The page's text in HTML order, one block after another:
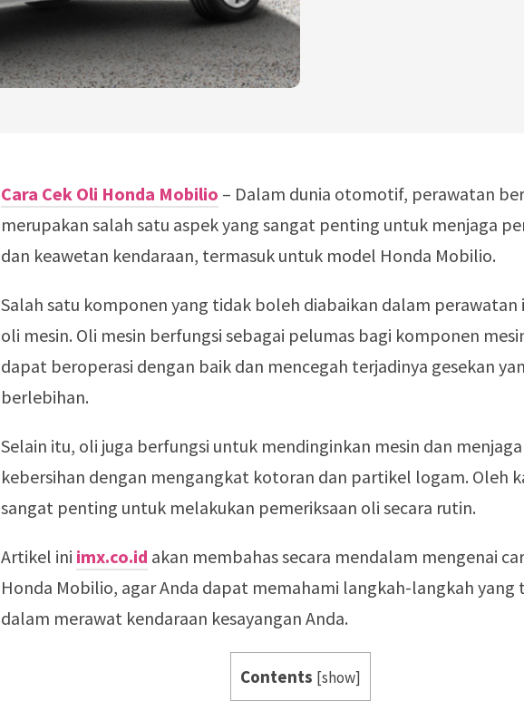
Cara Cek Oli Honda Mobilio – Dalam dunia otomotif, perawatan
merupakan salah satu aspek yang sangat penting untuk menjaga
dan keawetan kendaraan, termasuk untuk model Honda Mobilio.
Salah satu komponen yang tidak boleh diabaikan dalam perawatan
oli mesin. Oli mesin berfungsi sebagai pelumas bagi komponen
dapat beroperasi dengan baik dan mencegah terjadinya gesekan
berlebihan.
Selain itu, oli juga berfungsi untuk mendinginkan mesin dan menjaga
kebersihan dengan mengangkat kotoran dan partikel logam. Oleh
sangat penting untuk melakukan pemeriksaan oli secara rutin.
Artikel ini imx.co.id akan membahas secara mendalam mengenai
Honda Mobilio, agar Anda dapat memahami langkah-langkah yang
dalam merawat kendaraan kesayangan Anda.
Contents [show]